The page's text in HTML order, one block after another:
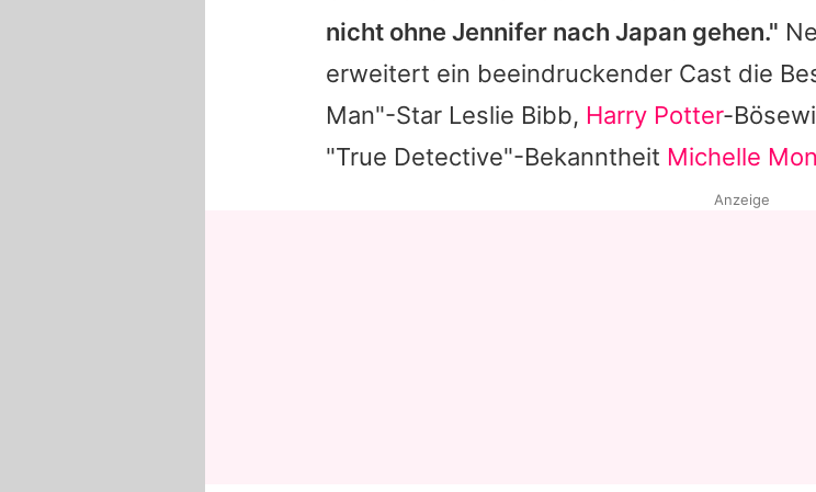
nicht ohne Jennifer nach Japan gehen."
erweitert ein beeindruckender Cast die
Man"-Star Leslie Bibb, Harry Potter-
"True Detective"-Bekanntheit Michelle
Anzeige